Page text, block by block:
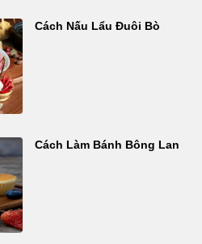
Cách Nấu Lẩu Đuôi Bò
Cách Làm Bánh Bông Lan